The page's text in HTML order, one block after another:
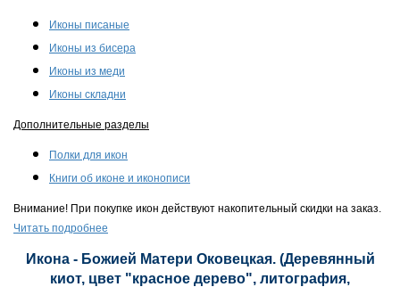
Иконы писаные
Иконы из бисера
Иконы из меди
Иконы складни
Дополнительные разделы
Полки для икон
Книги об иконе и иконописи
Внимание! При покупке икон действуют накопительный скидки на заказ.
Читать подробнее
Икона - Божией Матери Оковецкая. (Деревянный
киот, цвет "красное дерево", литография,